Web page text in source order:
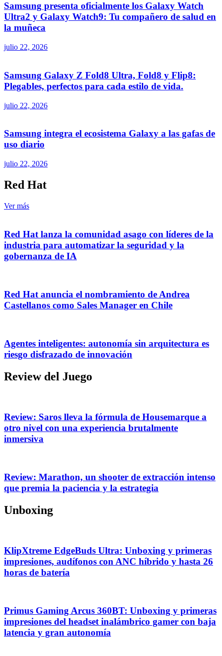
Samsung presenta oficialmente los Galaxy Watch
Ultra2 y Galaxy Watch9: Tu compañero de salud en
la muñeca
julio 22, 2026
Samsung Galaxy Z Fold8 Ultra, Fold8 y Flip8:
Plegables, perfectos para cada estilo de vida.
julio 22, 2026
Samsung integra el ecosistema Galaxy a las gafas de
uso diario
julio 22, 2026
Red Hat
Ver más
Red Hat lanza la comunidad asago con líderes de la
industria para automatizar la seguridad y la
gobernanza de IA
Red Hat anuncia el nombramiento de Andrea
Castellanos como Sales Manager en Chile
Agentes inteligentes: autonomía sin arquitectura es
riesgo disfrazado de innovación
Review del Juego
Review: Saros lleva la fórmula de Housemarque a
otro nivel con una experiencia brutalmente
inmersiva
Review: Marathon, un shooter de extracción intenso
que premia la paciencia y la estrategia
Unboxing
KlipXtreme EdgeBuds Ultra: Unboxing y primeras
impresiones, audífonos con ANC híbrido y hasta 26
horas de batería
Primus Gaming Arcus 360BT: Unboxing y primeras
impresiones del headset inalámbrico gamer con baja
latencia y gran autonomía